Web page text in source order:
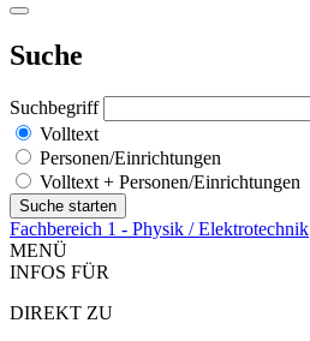
Suche
Suchbegriff
Volltext
Personen/Einrichtungen
Volltext + Personen/Einrichtungen
Fachbereich 1 - Physik / Elektrotechnik
MENÜ
INFOS FÜR
DIREKT ZU